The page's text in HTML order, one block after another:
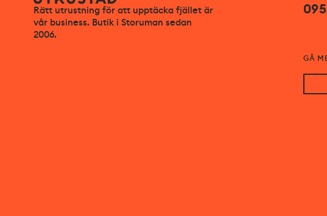
Rätt utrustning för att upptäcka fjället är
vår business. Butik i Storuman sedan
2006.
GÅ